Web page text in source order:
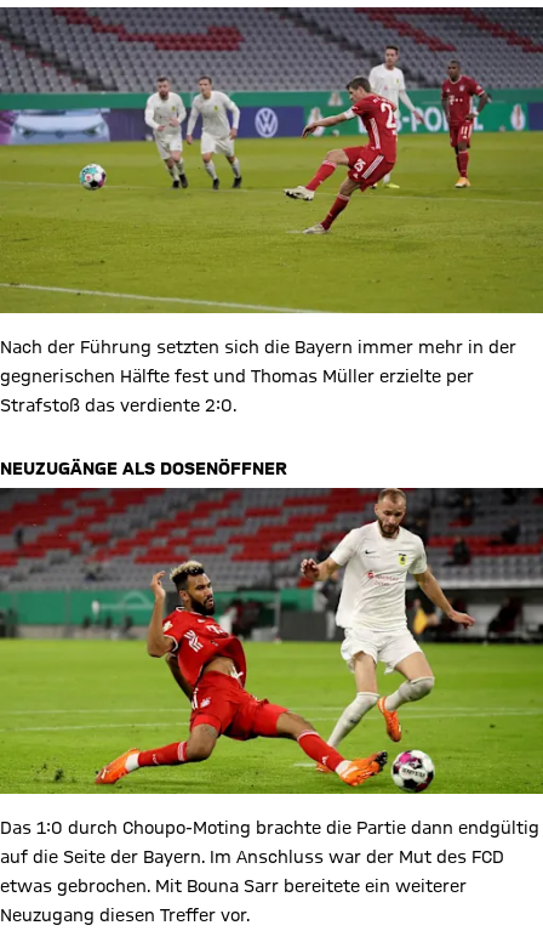
Nach der Führung setzten sich die Bayern immer mehr in der
gegnerischen Hälfte fest und Thomas Müller erzielte per
Strafstoß das verdiente 2:0.
NEUZUGÄNGE ALS DOSENÖFFNER
Das 1:0 durch Choupo-Moting brachte die Partie dann endgültig
auf die Seite der Bayern. Im Anschluss war der Mut des FCD
etwas gebrochen. Mit Bouna Sarr bereitete ein weiterer
Neuzugang diesen Treffer vor.